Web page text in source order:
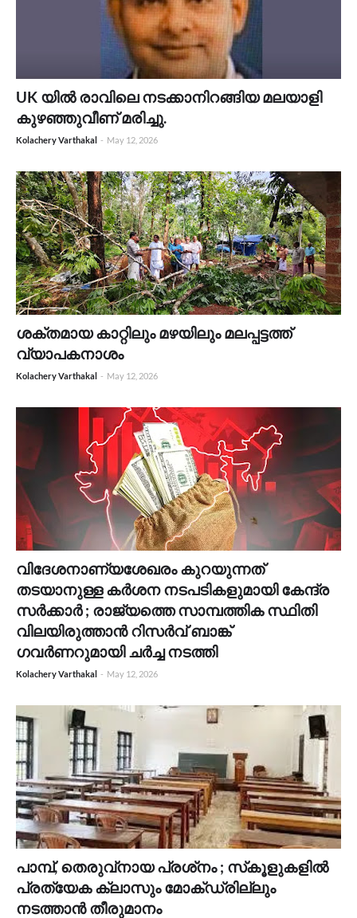
UK യിൽ രാവിലെ നടക്കാനിറങ്ങിയ മലയാളി
കുഴഞ്ഞുവീണ് മരിച്ചു.
Kolachery Varthakal - May 12, 2026
ശക്തമായ കാറ്റിലും മഴയിലും മലപ്പട്ടത്ത്
വ്യാപകനാശം
Kolachery Varthakal - May 12, 2026
വിദേശനാണ്യശേഖരം കുറയുന്നത്
തടയാനുള്ള കർശന നടപടികളുമായി കേന്ദ്ര
സർക്കാർ ; രാജ്യത്തെ സാമ്പത്തിക സ്ഥിതി
വിലയിരുത്താൻ റിസർവ് ബാങ്ക്
ഗവർണറുമായി ചർച്ച നടത്തി
Kolachery Varthakal - May 12, 2026
പാമ്പ്, തെരുവ്നായ പ്രശ്‌നം ; സ്‌കൂളുകളിൽ
പ്രത്യേക ക്ലാസും മോക്ഡ്രില്ലും
നടത്താൻ തീരുമാനം